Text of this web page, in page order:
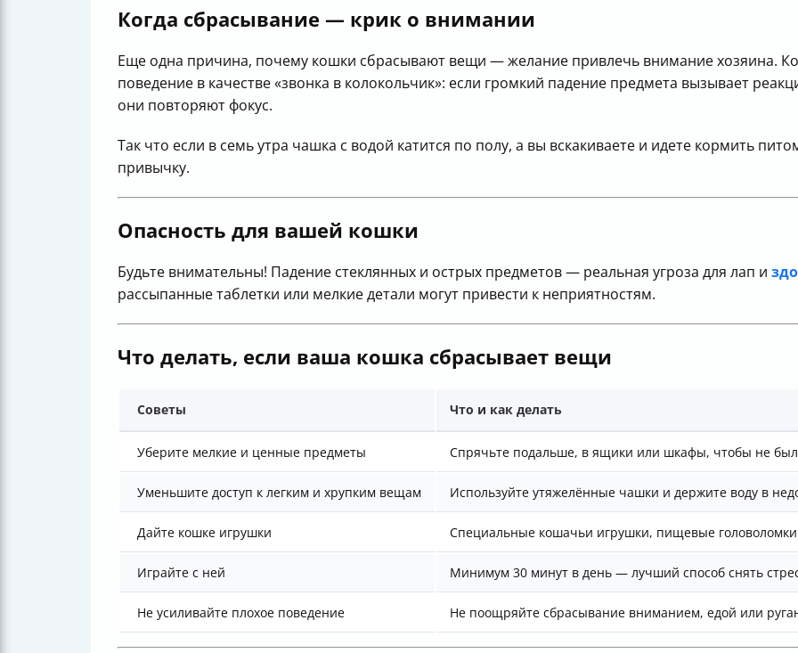
Когда сбрасывание — крик о внимании
Еще одна причина, почему кошки сбрасывают вещи — желание привлечь внимание хозяина.
поведение в качестве «звонка в колокольчик»: если громкий падение предмета вызывает
они повторяют фокус.
Так что если в семь утра чашка с водой катится по полу, а вы вскакиваете и идете кормить
привычку.
Опасность для вашей кошки
Будьте внимательны! Падение стеклянных и острых предметов — реальная угроза для лап и
рассыпанные таблетки или мелкие детали могут привести к неприятностям.
Что делать, если ваша кошка сбрасывает вещи
Советы Что и как делать
Уберите мелкие и ценные предметы Спрячьте подальше, в ящики или шкафы, чтобы не
Уменьшите доступ к легким и хрупким вещам Используйте утяжелённые чашки и держите воду в
Дайте кошке игрушки Специальные кошачьи игрушки, пищевые головоломки
Играйте с ней Минимум 30 минут в день — лучший способ снять
Не усиливайте плохое поведение Не поощряйте сбрасывание вниманием, едой или